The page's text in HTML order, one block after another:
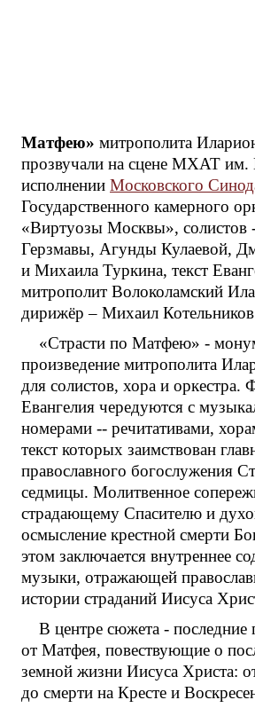
Матфею» митрополита
прозвучали на сцене МХАТ им.
исполнении Московского
Государственного камерного
«Виртуозы Москвы»,
Герзмавы, Агунды Кулаевой,
и Михаила Туркина, текст
митрополит Волоколамский
дирижёр – Михаил
«Страсти по Матфею» -
произведение митрополита
для солистов, хора и оркестра.
Евангелия чередуются с
номерами -- речитативами,
текст которых заимствован
православного богослужения
седмицы. Молитвенное
страдающему Спасителю и
осмысление крестной смерти
этом заключается внутреннее
музыки, отражающей
истории страданий Иисуса
В центре сюжета - последние
от Матфея, повествующие о
земной жизни Иисуса Христа:
до смерти на Кресте и